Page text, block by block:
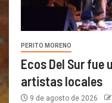
PERITO MORENO
Ecos Del Sur fue
artistas locales
9 de agosto de 2026